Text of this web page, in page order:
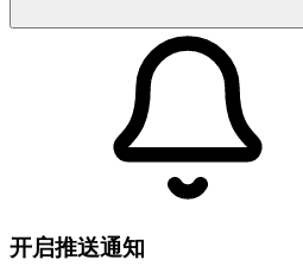
开启推送通知